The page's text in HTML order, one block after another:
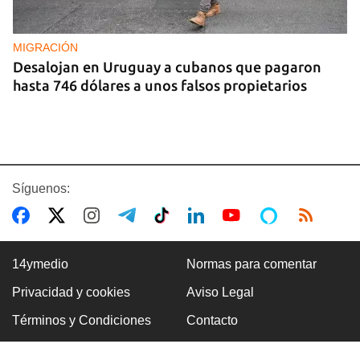
MIGRACIÓN
Desalojan en Uruguay a cubanos que pagaron
hasta 746 dólares a unos falsos propietarios
COLOMBIA
Desactivan autobús bomba en carretera cercana
Síguenos:
14ymedio Normas para comentar
Privacidad y cookies Aviso Legal
Términos y Condiciones Contacto